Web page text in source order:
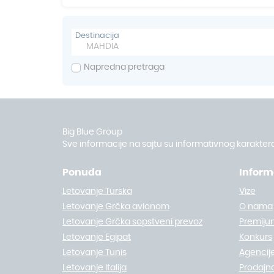
Destinacija
Napredna pretraga
Big Blue Group
Sve informacije na sajtu su informativnog
Ponuda
Letovanje Turska
Letovanje Grčka avionom
Letovanje Grčka sopstveni prevoz
Letovanje Egipat
Letovanje Tunis
Letovanje Italija
Vize
O nama
Konkurs